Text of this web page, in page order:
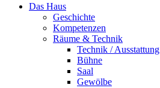
Das Haus
Geschichte
Kompetenzen
Räume & Technik
Technik / Ausstattung
Bühne
Saal
Gewölbe